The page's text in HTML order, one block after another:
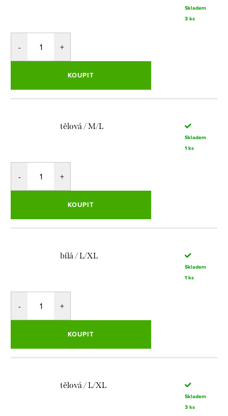
Skladem
3 ks
KOUPIT
tělová / M/L
Skladem
1 ks
KOUPIT
bílá / L/XL
Skladem
1 ks
KOUPIT
tělová / L/XL
Skladem
3 ks